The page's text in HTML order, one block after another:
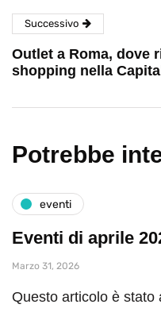
Successivo
Outlet a Roma, dove
shopping nella
Potrebbe
eventi
Eventi di aprile
Marzo 31, 2026
Questo articolo è stato